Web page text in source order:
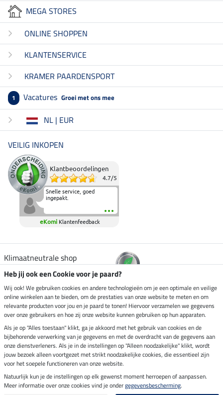
MEGA STORES
ONLINE SHOPPEN
KLANTENSERVICE
KRAMER PAARDENSPORT
1 Vacatures Groei met ons mee
NL | EUR
VEILIG INKOPEN
Klantbeoordelingen
4.7/5
Snelle service, goed
ingepakt.
eKomi Klantenfeedback
Klimaatneutrale shop
Verzending per
Veilig betalen met
Impressum
Laatste update op 08.08.2026 om 03:00 uur
Heb jij ook een Cookie voor je paard?
Wij ook! We gebruiken cookies en andere technologieën om je een optimale en veilige
online winkelen aan te bieden, om de prestaties van onze website te meten en om
relevante producten voor jou en je paard te tonen! Hiervoor verzamelen we gegevens
over onze gebruikers en hoe zij onze website kunnen gebruiken op hun apparaten.
Als je op "Alles toestaan" klikt, ga je akkoord met het gebruik van cookies en de
bijbehorende verwerking van je gegevens en met de overdracht van de gegevens aan
onze dienstverleners. Als je in de instellingen op "Alleen noodzakelijke" klikt, wordt
jouw bezoek alleen voortgezet met strikt noodzakelijke cookies, die essentieel zijn
voor het soepele functioneren van onze website.
Natuurlijk kun je de instellingen op elk gewenst moment herroepen of aanpassen.
Meer informatie over onze cookies vind je ondergegevensbescherming.